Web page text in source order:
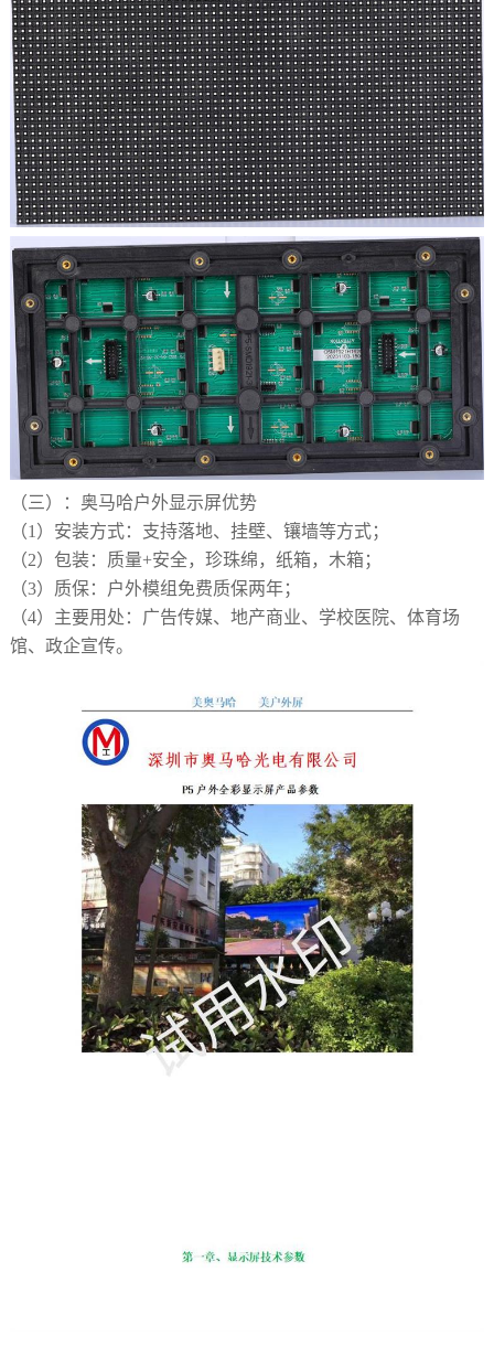
（三）
：奥马哈户外显示屏优势
（1） 安装方式：支持落地、挂壁、镶墙等方式；
（2） 包装：质量+安全，珍珠绵，纸箱，木箱；
（3） 质保：户外模组免费质保两年；
（4） 主要用处：广告传媒、地产商业、学校医院、体育场
馆、政企宣传。